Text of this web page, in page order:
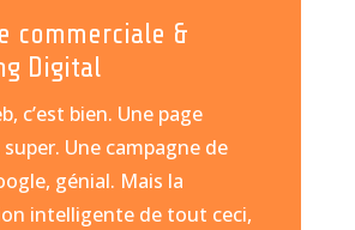
commerciale &
Digital
c’est bien. Une page
super. Une campagne de
génial. Mais la
intelligente de tout ceci,